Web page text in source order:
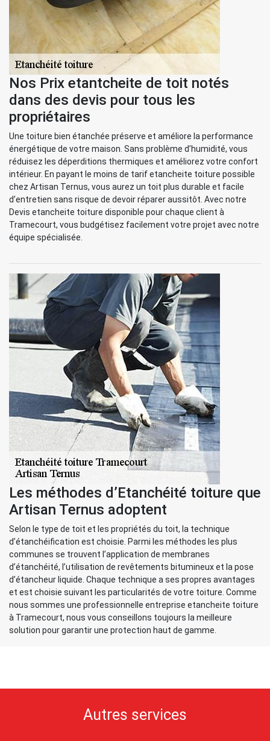
Nos Prix etantcheite de toit notés
dans des devis pour tous les
propriétaires
Une toiture bien étanchée préserve et améliore la performance
énergétique de votre maison. Sans problème d’humidité, vous
réduisez les déperditions thermiques et améliorez votre confort
intérieur. En payant le moins de tarif etancheite toiture possible
chez Artisan Ternus, vous aurez un toit plus durable et facile
d’entretien sans risque de devoir réparer aussitôt. Avec notre
Devis etancheite toiture disponible pour chaque client à
Tramecourt, vous budgétisez facilement votre projet avec notre
équipe spécialisée.
Les méthodes d’Etanchéité toiture que
Artisan Ternus adoptent
Selon le type de toit et les propriétés du toit, la technique
d’étanchéification est choisie. Parmi les méthodes les plus
communes se trouvent l’application de membranes
d’étanchéité, l’utilisation de revêtements bitumineux et la pose
d’étancheur liquide. Chaque technique a ses propres avantages
et est choisie suivant les particularités de votre toiture. Comme
nous sommes une professionnelle entreprise etancheite toiture
à Tramecourt, nous vous conseillons toujours la meilleure
solution pour garantir une protection haut de gamme.
Autres services